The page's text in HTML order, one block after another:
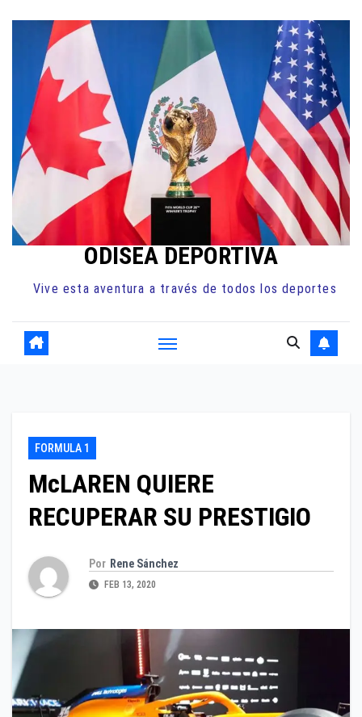
contenido
ODISEA DEPORTIVA
Vive esta aventura a través de todos los deportes
FORMULA 1
McLAREN QUIERE
RECUPERAR SU PRESTIGIO
Por Rene Sánchez
FEB 13, 2020